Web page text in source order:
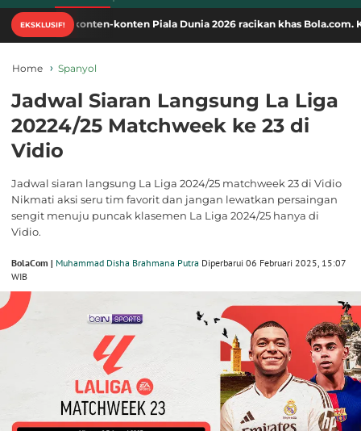
EKSKLUSIF!
konten-konten Piala Dunia 2026 racikan khas Bola.com. Klik di sini!
Home Spanyol
Jadwal Siaran Langsung La Liga
20224/25 Matchweek ke 23 di
Vidio
Jadwal siaran langsung La Liga 2024/25 matchweek 23 di Vidio
Nikmati aksi seru tim favorit dan jangan lewatkan persaingan
sengit menuju puncak klasemen La Liga 2024/25 hanya di
Vidio.
BolaCom | Muhammad Disha Brahmana Putra Diperbarui 06 Februari 2025, 15:07
WIB